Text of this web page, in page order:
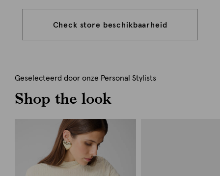
Check store beschikbaarheid
Geselecteerd door onze Personal Stylists
Shop the look